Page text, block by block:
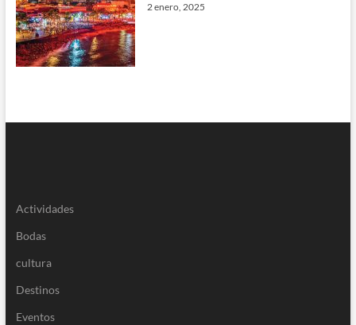
2 enero, 2025
Actividades
Bodas
cultura
Destinos
Eventos